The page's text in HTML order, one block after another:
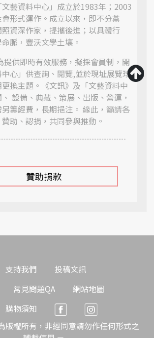
文藝資料中心」成立於1983年；2003
形式運作。成立以來，即不分黨
資深作家，提攜後進；以具體行
脈，豐沃文學土壤。
提供即時有效服務，擬採會員制，開
心」供查詢、閱覽,並於現址展覽珍
換主題。《文訊》及「文藝資料中
設備、典藏、策展、出版、營運，
籌經費，長期挹注。 緣此，籲請各
助、認捐，共同參與推動。
贊助捐款
支持我們
投稿文訊
常見問題QA
網站地圖
購物須知
版權所有，非經同意請勿作任何形式之